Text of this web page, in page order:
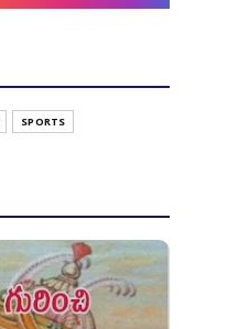
SPORTS